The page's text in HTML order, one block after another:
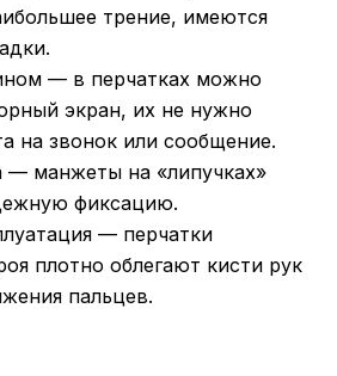
трение, имеются
— в перчатках можно
экран, их не нужно
на звонок или сообщение.
— манжеты на «липучках»
фиксацию.
— перчатки
плотно облегают кисти рук
пальцев.